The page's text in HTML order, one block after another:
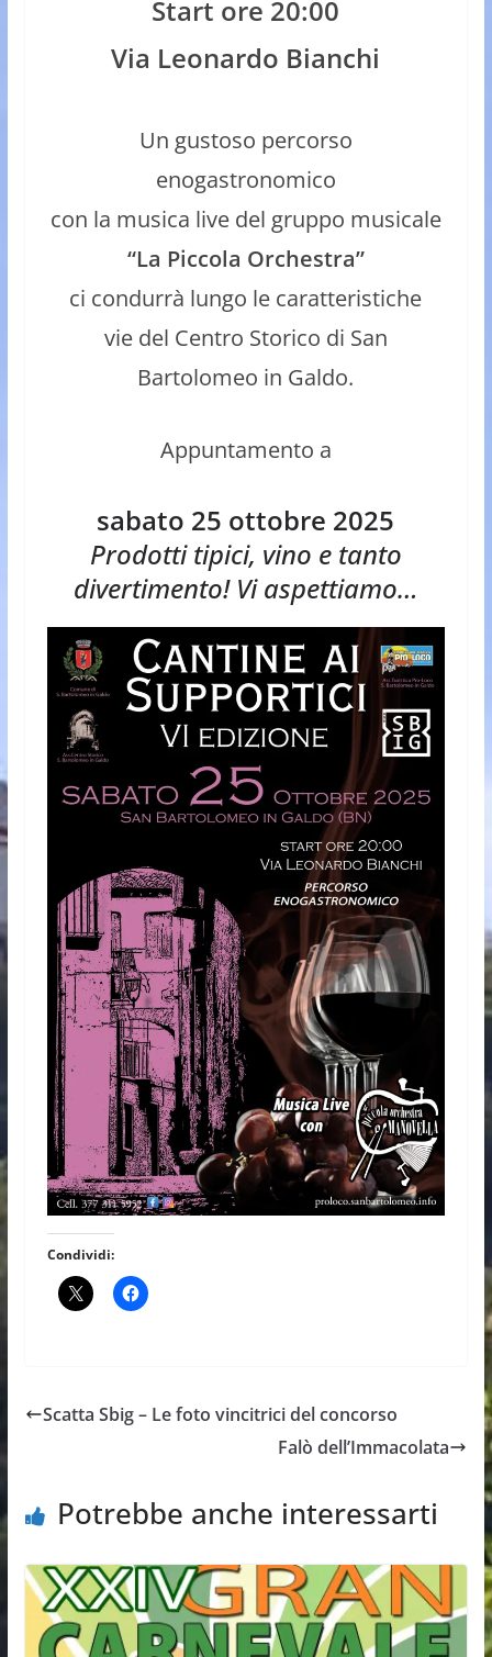
Start ore 20:00
Via Leonardo Bianchi
Un gustoso percorso
enogastronomico
con la musica live del gruppo musicale
“La Piccola Orchestra”
ci condurrà lungo le caratteristiche
vie del Centro Storico di San
Bartolomeo in Galdo.
Appuntamento a
sabato 25 ottobre 2025
Prodotti tipici, vino e tanto
divertimento! Vi aspettiamo…
Condividi:
Scatta Sbig – Le foto vincitrici del concorso
Falò dell’Immacolata
Potrebbe anche interessarti